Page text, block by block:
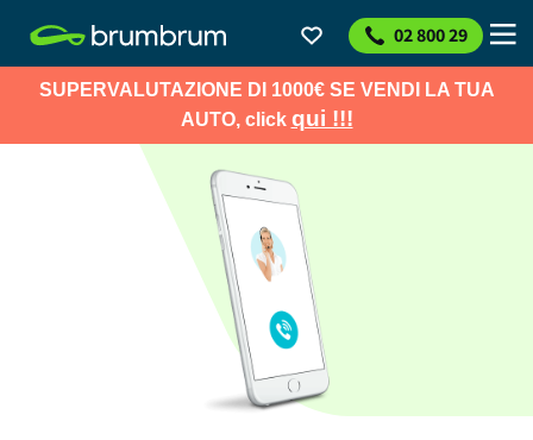
02 800 29
SUPERVALUTAZIONE DI 1000€ SE VENDI LA TUA
AUTO, click qui !!!